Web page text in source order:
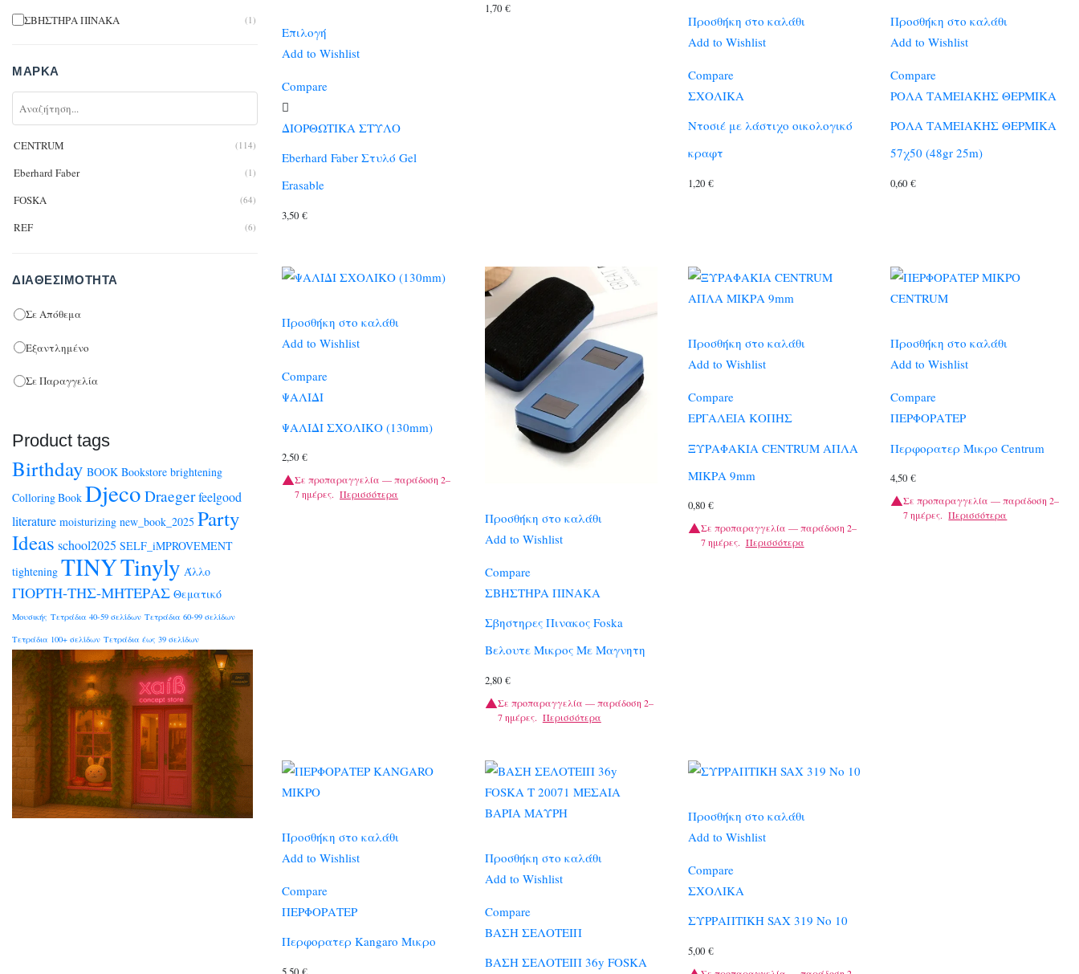
Επιλογή
Αυτό
προϊόν
έχει
πολλαπλές
παραλλαγές.
μπορούν
στη
του
προϊόντος
Add to Wishlist
Compare
ΔΙΟΡΘΩΤΙΚΑ ΣΤΥΛΟ
Eberhard Faber Στυλό Gel
Erasable
3,50 €
1,70 €
Προσθήκη στο καλάθι
Add to Wishlist
Compare
ΣΧΟΛΙΚΑ
Ντοσιέ με λάστιχο οικολογικό
κραφτ
1,20 €
Προσθήκη στο καλάθι
Add to Wishlist
Compare
ΡΟΛΑ ΤΑΜΕΙΑΚΗΣ ΘΕΡΜΙΚΑ
ΡΟΛΑ ΤΑΜΕΙΑΚΗΣ ΘΕΡΜΙΚΑ
57χ50 (48gr 25m)
0,60€
Προσθήκη στο καλάθι
Add to Wishlist
Compare
ΨΑΛΙΔΙ
ΨΑΛΙΔΙ ΣΧΟΛΙΚΟ (130mm)
2,50 €
Σε προπαραγγελία — παράδοση 2–
7 ημέρες. Περισσότερα
Προσθήκη στο καλάθι
Add to Wishlist
Compare
ΣΒΗΣΤΗΡΑ ΠΙΝΑΚΑ
Σβηστηρες Πινακος Foska
Βελουτε Μικρος Με Μαγνητη
2,80 €
Σε προπαραγγελία — παράδοση 2–
7 ημέρες. Περισσότερα
Προσθήκη στο καλάθι
Add to Wishlist
Compare
ΕΡΓΑΛΕΙΑ ΚΟΠΗΣ
ΞΥΡΑΦΑΚΙΑ CENTRUM ΑΠΛΑ
ΜΙΚΡΑ 9mm
0,80 €
Σε προπαραγγελία — παράδοση 2–
7 ημέρες. Περισσότερα
Προσθήκη στο καλάθι
Add to Wishlist
Compare
ΠΕΡΦΟΡΑΤΕΡ
Περφορατερ Μικρο Centrum
4,50€
Σε προπαραγγελία — παράδοση 2–
7 ημέρες. Περισσότερα
Προσθήκη στο καλάθι
Add to Wishlist
Compare
ΠΕΡΦΟΡΑΤΕΡ
Περφορατερ Kangaro Μικρο
Προσθήκη στο καλάθι
Add to Wishlist
Compare
ΒΑΣΗ ΣΕΛΟΤΕΙΠ
ΒΑΣΗ ΣΕΛΟΤΕΙΠ 36y FOSKA
Προσθήκη στο καλάθι
Add to Wishlist
Compare
ΣΧΟΛΙΚΑ
ΣΥΡΡΑΠΤΙΚΗ SAX 319 Νο 10
5,00 €
ΣΒΗΣΤΗΡΑ ΠΙΝΑΚΑ (1)
ΜΆΡΚΑ
CENTRUM (114)
Eberhard Faber (1)
FOSKA (64)
REF (6)
ΔΙΑΘΕΣΙΜΌΤΗΤΑ
Σε Απόθεμα
Εξαντλημένο
Σε Παραγγελία
Product tags
Birthday BOOK Bookstore brightening
Colloring Book Djeco Draegerfeelgood
literature moisturizing new_book_2025 Party
Ideas school2025 SELF_iMPROVEMENT
tightening TINYTinyly Άλλο
ΓΙΟΡΤΗ-ΤΗΣ-ΜΗΤΕΡΑΣ Θεματικό
Μουσικής Τετράδια 40-59 σελίδων Τετράδια 60-99 σελίδων
Τετράδια 100+ σελίδων Τετράδια έως 39 σελίδων